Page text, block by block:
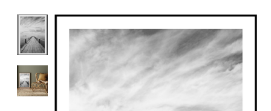
Product image slideshow Items